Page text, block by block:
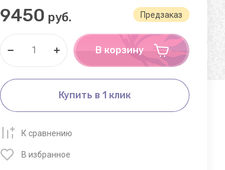
Предзаказ
9450 руб.
В корзину
Купить в 1 клик
К сравнению
В избранное